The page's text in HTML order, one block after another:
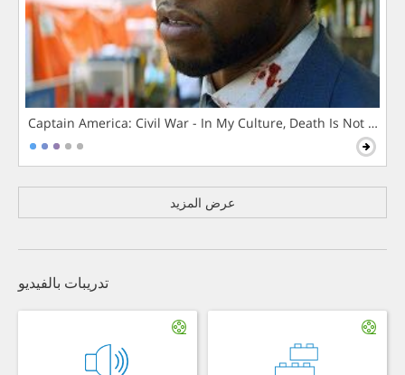
Captain America: Civil War - In My Culture, Death Is Not The
عرض المزيد
تدريبات بالفيديو